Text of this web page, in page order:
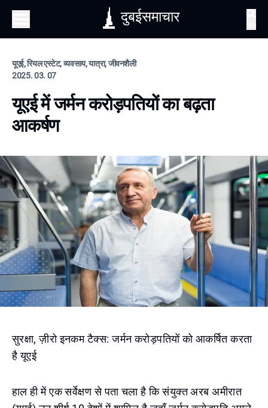
दुबईसमाचार
यूएई, रियल एस्टेट, व्यवसाय, यात्रा, जीवनशैली
2025. 03. 07
यूएई में जर्मन करोड़पतियों का बढ़ता
आकर्षण
सुरक्षा, ज़ीरो इनकम टैक्स: जर्मन करोड़पतियों को आकर्षित करता
है यूएई
हाल ही में एक सर्वेक्षण से पता चला है कि संयुक्त अरब अमीरात